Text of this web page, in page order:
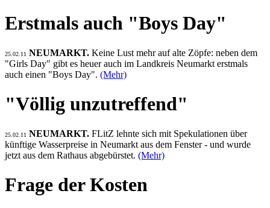
Erstmals auch "Boys Day"
25.02.11 NEUMARKT. Keine Lust mehr auf alte Zöpfe: neben dem
"Girls Day" gibt es heuer auch im Landkreis Neumarkt erstmals
auch einen "Boys Day". (Mehr)
"Völlig unzutreffend"
25.02.11 NEUMARKT. FLitZ lehnte sich mit Spekulationen über
künftige Wasserpreise in Neumarkt aus dem Fenster - und wurde
jetzt aus dem Rathaus abgebürstet. (Mehr)
Frage der Kosten